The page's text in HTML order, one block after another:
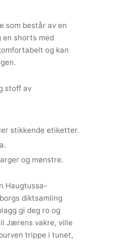
som består av en
shorts med
og kan
stoff av
stikkende etiketter.
og mønstre.
Haugtussa-
diktsamling
gi deg ro og
Jærens vakre, ville
trippe i tunet,